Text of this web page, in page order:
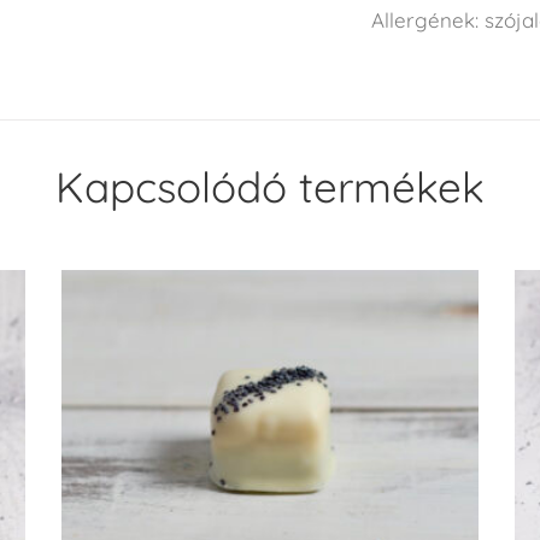
Allergének:
Kapcsolódó termékek
KOSÁRBA TESZEM